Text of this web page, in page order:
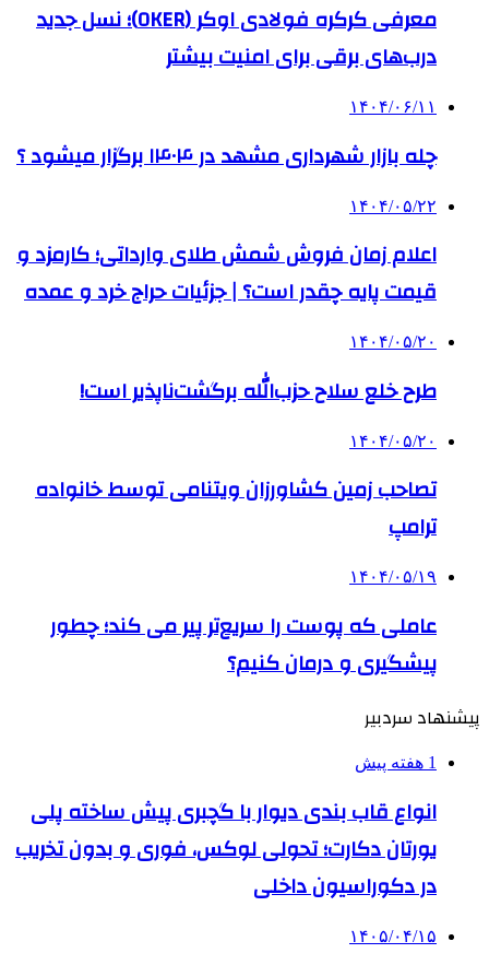
معرفی کرکره فولادی اوکر (OKER)؛ نسل جدید
درب‌های برقی برای امنیت بیشتر
۱۴۰۴/۰۶/۱۱
چله بازار شهرداری مشهد در ۱۴۰۴ برگزار میشود ؟
۱۴۰۴/۰۵/۲۲
اعلام زمان فروش شمش طلای وارداتی؛ کارمزد و
قیمت پایه چقدر است؟ | جزئیات حراج خرد و عمده
۱۴۰۴/۰۵/۲۰
طرح خلع سلاح حزب‌الله برگشت‌ناپذیر است!
۱۴۰۴/۰۵/۲۰
تصاحب زمین کشاورزان ویتنامی توسط خانواده
ترامپ
۱۴۰۴/۰۵/۱۹
عاملی که پوست را سریع‌تر پیر می کند؛ چطور
پیشگیری و درمان کنیم؟
پیشنهاد سردبیر
1 هفته پیش
انواع قاب بندی دیوار با گچبری پیش ساخته پلی
یورتان دکارت؛ تحولی لوکس، فوری و بدون تخریب
در دکوراسیون داخلی
۱۴۰۵/۰۴/۱۵